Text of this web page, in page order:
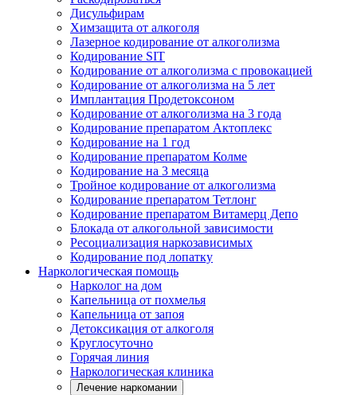
Дисульфирам
Химзащита от алкоголя
Лазерное кодирование от алкоголизма
Кодирование SIT
Кодирование от алкоголизма с провокацией
Кодирование от алкоголизма на 5 лет
Имплантация Продетоксоном
Кодирование от алкоголизма на 3 года
Кодирование препаратом Актоплекс
Кодирование на 1 год
Кодирование препаратом Колме
Кодирование на 3 месяца
Тройное кодирование от алкоголизма
Кодирование препаратом Тетлонг
Кодирование препаратом Витамерц Депо
Блокада от алкогольной зависимости
Ресоциализация наркозависимых
Кодирование под лопатку
Наркологическая помощь
Нарколог на дом
Капельница от похмелья
Капельница от запоя
Детоксикация от алкоголя
Круглосуточно
Горячая линия
Наркологическая клиника
Лечение наркомании